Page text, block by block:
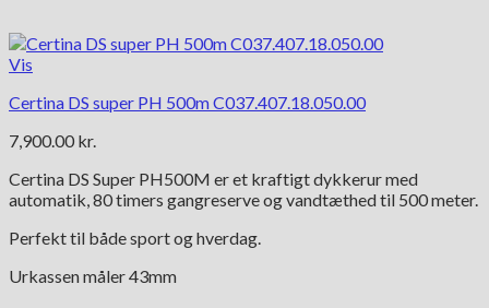
Vis
Certina DS super PH 500m C037.407.18.050.00
7,900.00 kr.
Certina DS Super PH500M er et kraftigt dykkerur med
automatik, 80 timers gangreserve og vandtæthed til 500 meter.
Perfekt til både sport og hverdag.
Urkassen måler 43mm